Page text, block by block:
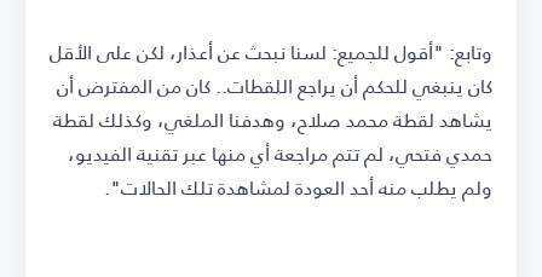
وتابع: "أقول للجميع: لسنا نبحث عن أعذار، لكن على الأقل
كان ينبغي للحكم أن يراجع اللقطات.. كان من المفترض أن
يشاهد لقطة محمد صلاح، وهدفنا الملغي، وكذلك لقطة
حمدي فتحي، لم تتم مراجعة أي منها عبر تقنية الفيديو،
ولم يطلب منه أحد العودة لمشاهدة تلك الحالات".